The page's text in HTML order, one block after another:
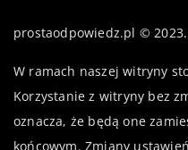
prostaodpowiedz.pl ©
W ramach naszej witryny
Korzystanie z witryny bez
oznacza, że będą one
końcowym. Zmiany